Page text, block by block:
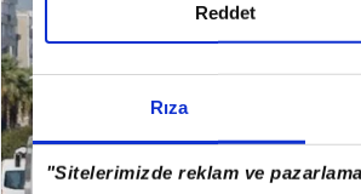
Rıza
"Sitelerimizde reklam ve
Reddet